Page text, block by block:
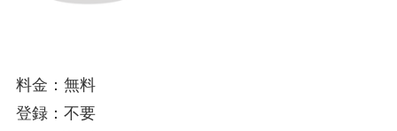
料金：無料
登録：不要